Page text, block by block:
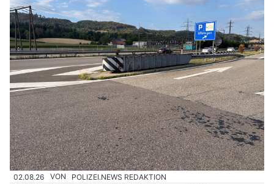
02.08.26 VON POLIZEI.NEWS REDAKTION